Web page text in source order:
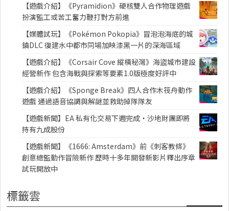
【遊戲介紹】《Pyramidion》硬核雙人合作物理遊戲
扮演監工或苦工奮力鞭打對方前進
【媒體試玩】《Pokémon Pokopia》冒泡泡海底的城
鎮DLC 復建水中都市同場加映漆黑一片的深海區域
【遊戲介紹】《Corsair Cove 縱橫秘灣》海盜城市建設
經營新作 包含海戰與探索等要素1.0版極度好評中
【遊戲介紹】《Sponge Break》四人合作木筏舟動作
遊戲 通過語音協調與解謎並救助掉隊隊友
【遊戲新聞】EA 私有化交易下週完成・沙地財團即將
持有九成股份
【遊戲新聞】《1666: Amsterdam》前《刺客教條》
創意總監動作冒險新作 歷時十多年開發新影片釋出序章
試玩開放中
標籤雲